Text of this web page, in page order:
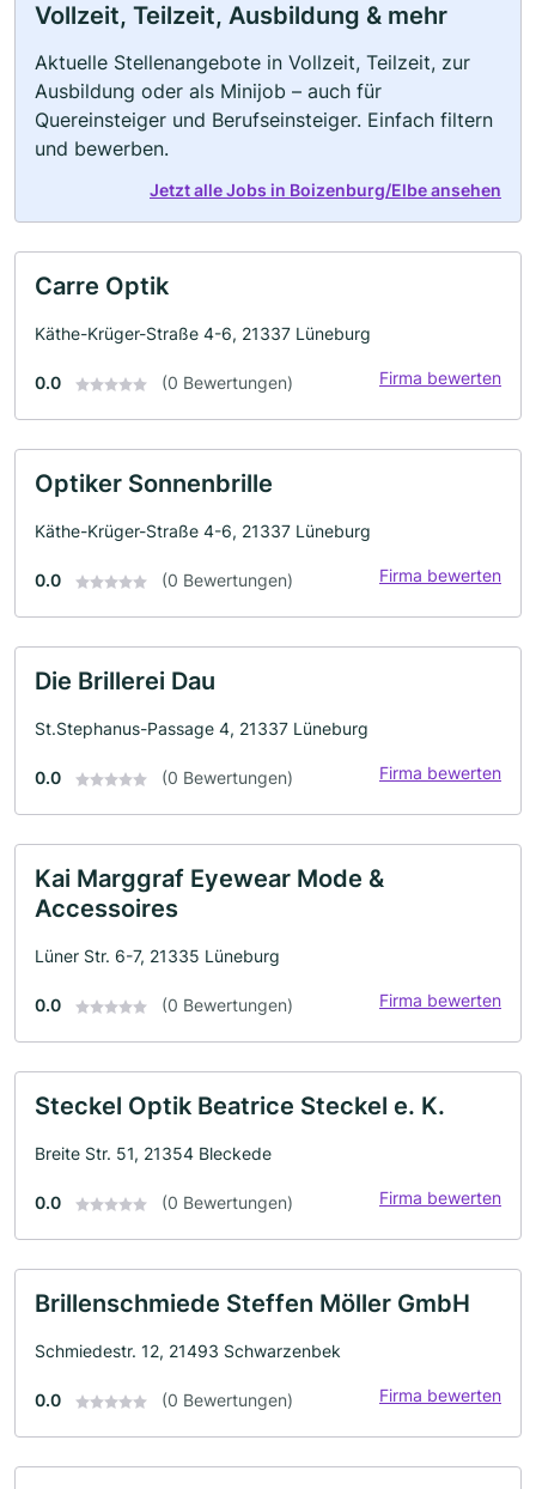
Vollzeit, Teilzeit, Ausbildung & mehr
Aktuelle Stellenangebote in Vollzeit, Teilzeit, zur
Ausbildung oder als Minijob – auch für
Quereinsteiger und Berufseinsteiger. Einfach filtern
und bewerben.
Jetzt alle Jobs in Boizenburg/Elbe ansehen
Carre Optik
Käthe-Krüger-Straße 4-6, 21337 Lüneburg
0.0 (0 Bewertungen) Firma bewerten
Optiker Sonnenbrille
Käthe-Krüger-Straße 4-6, 21337 Lüneburg
0.0 (0 Bewertungen) Firma bewerten
Die Brillerei Dau
St.Stephanus-Passage 4, 21337 Lüneburg
0.0 (0 Bewertungen) Firma bewerten
Kai Marggraf Eyewear Mode &
Accessoires
Lüner Str. 6-7, 21335 Lüneburg
0.0 (0 Bewertungen) Firma bewerten
Steckel Optik Beatrice Steckel e. K.
Breite Str. 51, 21354 Bleckede
0.0 (0 Bewertungen) Firma bewerten
Brillenschmiede Steffen Möller GmbH
Schmiedestr. 12, 21493 Schwarzenbek
0.0 (0 Bewertungen) Firma bewerten